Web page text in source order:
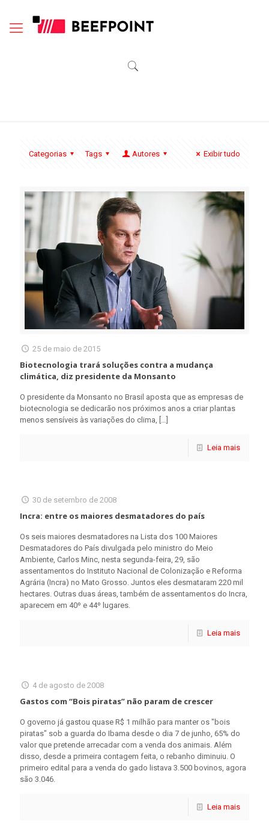
Categorias Tags Autores Exibir tudo
25 de maio de 2015
Biotecnologia trará soluções contra a mudança
climática, diz presidente da Monsanto
O presidente da Monsanto no Brasil aposta que as empresas de
biotecnologia se dedicarão nos próximos anos a criar plantas
menos sensíveis às variações do clima,
Leia mais
30 de setembro de 2008
Incra: entre os maiores desmatadores do país
Os seis maiores desmatadores na Lista dos 100 Maiores
Desmatadores do País divulgada pelo ministro do Meio
Ambiente, Carlos Minc, nesta segunda-feira, 29, são
assentamentos do Instituto Nacional de Colonização e Reforma
Agrária (Incra) no Mato Grosso. Juntos eles desmataram 220 mil
hectares. Outras duas áreas, também de assentamentos do Incra,
aparecem em 40º e 44º lugares.
Leia mais
4 de agosto de 2008
Gastos com “Bois piratas” não param de crescer
O governo já gastou quase R$ 1 milhão para manter os "bois
piratas" sob a guarda do Ibama desde o dia 7 de junho, 65% do
valor que pretende arrecadar com a venda dos animais. Além
disso, desde a primeira contagem feita, o rebanho diminuiu. O
primeiro edital para a venda do gado listava 3.500 bovinos, agora
são 3.046.
Leia mais